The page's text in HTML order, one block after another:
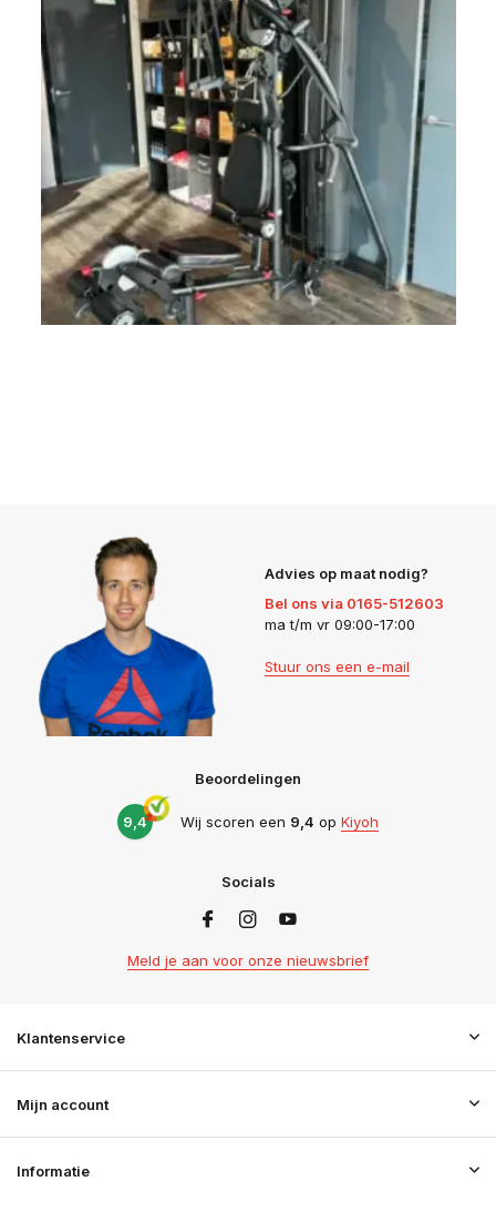
Advies op maat nodig?
Bel ons via 0165-512603
ma t/m vr 09:00-17:00
Stuur ons een e-mail
Beoordelingen
9,4 Wij scoren een 9,4 op Kiyoh
Socials
Meld je aan voor onze nieuwsbrief
Klantenservice
Mijn account
Informatie